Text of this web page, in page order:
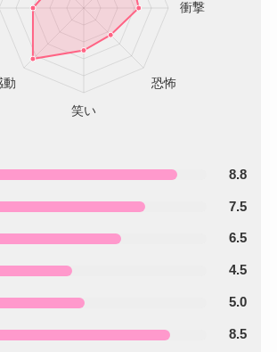
8.8
7.5
6.5
4.5
5.0
8.5